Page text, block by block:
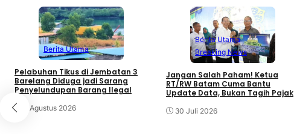
Berita Utama
Pelabuhan Tikus di Jembatan 3
Barelang Diduga jadi Sarang
Penyelundupan Barang Ilegal
6 Agustus 2026
Berita Utama
Breaking News
Jangan Salah Paham! Ketua
RT/RW Batam Cuma Bantu
Update Data, Bukan Tagih Pajak
30 Juli 2026